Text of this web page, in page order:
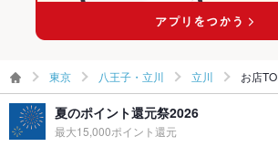
グパーティ
お祝い・サ
プライズ対
応
可
東京 八王子・立川 立川 お店
夏のポイント還元祭2026
最大15,000ポイント還元